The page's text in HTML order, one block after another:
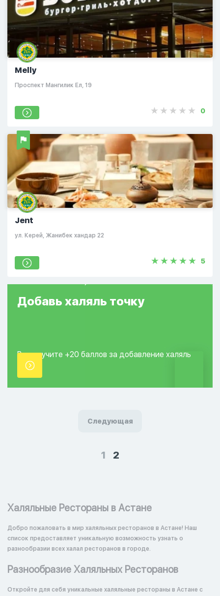
Melly
Проспект Мангилик Ел, 19
0
Jent
ул. Керей, Жанибек хандар 22
5
Добавь халяль точку
Вы получите +20 баллов за добавление халяль
точки.
Следующая
1 2
Халяльные Рестораны в Астане
Добро пожаловать в мир халяльных ресторанов в Астане! Наш
список предоставляет уникальную возможность узнать о
разнообразии всех халал ресторанов в городе.
Разнообразие Халяльных Ресторанов
Откройте для себя уникальные халяльные рестораны в Астане с